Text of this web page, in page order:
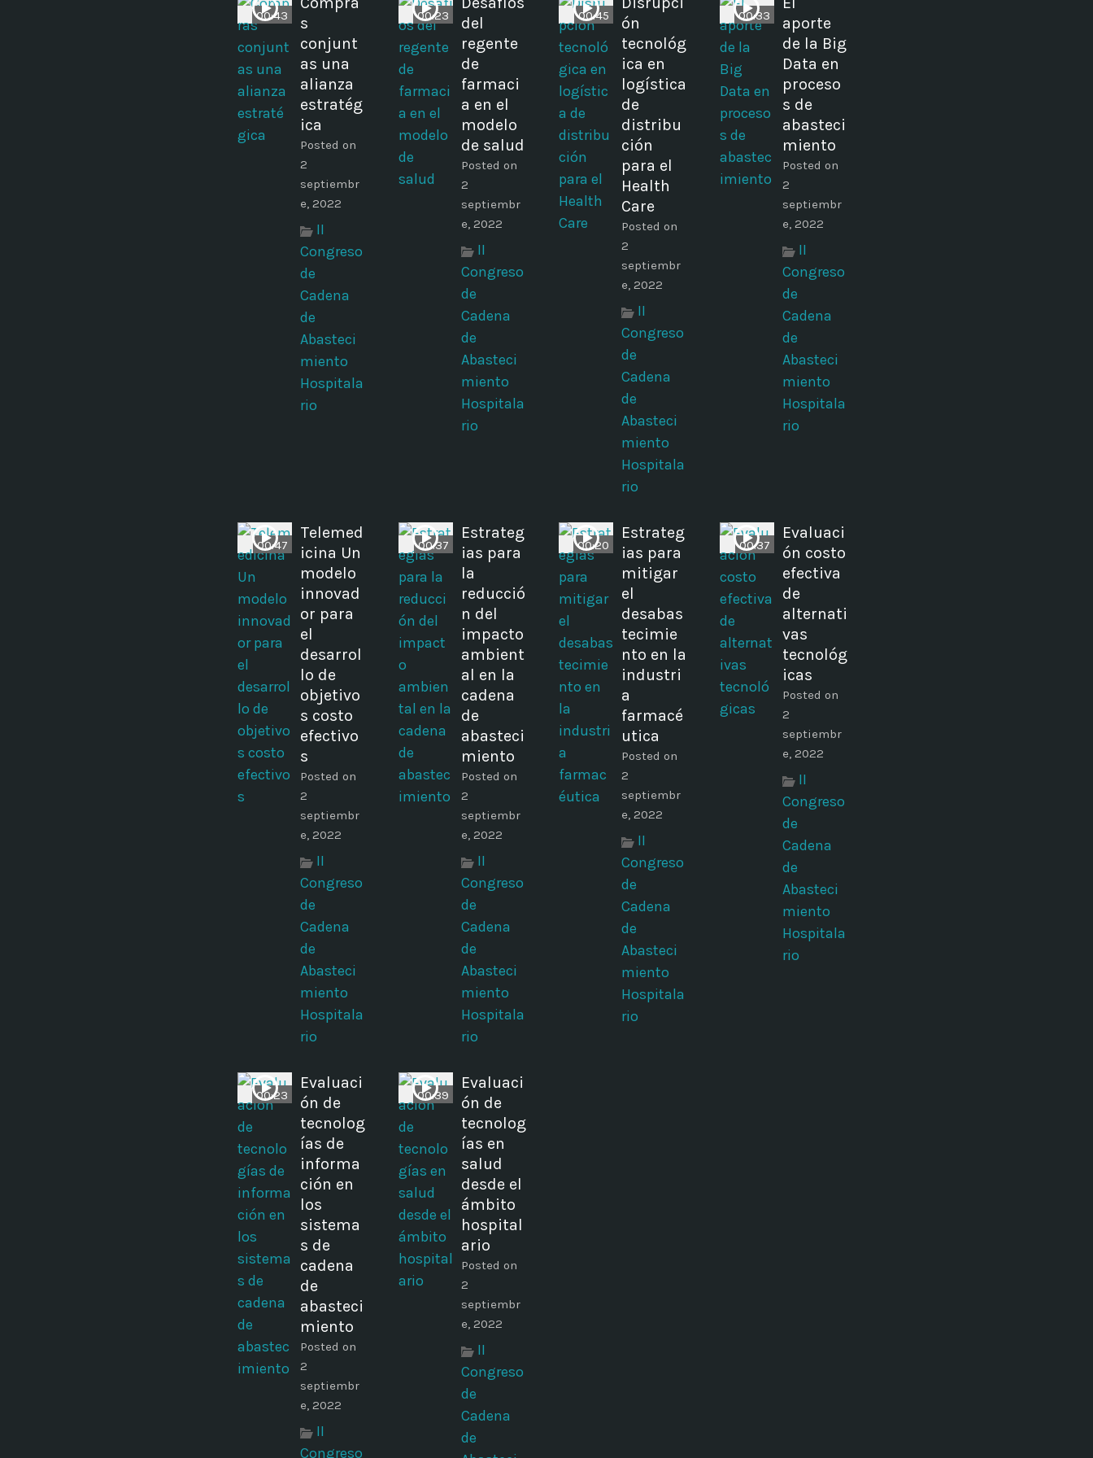
00:43
s
conjunt
as una
alianza
estratég
ica
Posted on
2
septiembr
e, 2022
II
Congreso
de
Cadena
de
Abasteci
miento
Hospitala
rio
00:23
del
regente
de
farmaci
a en el
modelo
de salud
Posted on
2
septiembr
e, 2022
II
Congreso
de
Cadena
de
Abasteci
miento
Hospitala
rio
00:45
ón
tecnológ
ica en
logística
de
distribu
ción
para el
Health
Care
Posted on
2
septiembr
e, 2022
II
Congreso
de
Cadena
de
Abasteci
miento
Hospitala
rio
00:33
aporte
de la Big
Data en
proceso
s de
abasteci
miento
Posted on
2
septiembr
e, 2022
II
Congreso
de
Cadena
de
Abasteci
miento
Hospitala
rio
00:47
Telemed
icina Un
modelo
innovad
or para
el
desarrol
lo de
objetivo
s costo
efectivo
s
Posted on
2
septiembr
e, 2022
II
Congreso
de
Cadena
de
Abasteci
miento
Hospitala
rio
00:37
Estrateg
ias para
la
reducció
n del
impacto
ambient
al en la
cadena
de
abasteci
miento
Posted on
2
septiembr
e, 2022
II
Congreso
de
Cadena
de
Abasteci
miento
Hospitala
rio
00:20
Estrateg
ias para
mitigar
el
desabas
tecimie
nto en la
industri
a
farmacé
utica
Posted on
2
septiembr
e, 2022
II
Congreso
de
Cadena
de
Abasteci
miento
Hospitala
rio
00:37
Evaluaci
ón costo
efectiva
de
alternati
vas
tecnológ
icas
Posted on
2
septiembr
e, 2022
II
Congreso
de
Cadena
de
Abasteci
miento
Hospitala
rio
00:23
Evaluaci
ón de
tecnolog
ías de
informa
ción en
los
sistema
s de
cadena
de
abasteci
miento
Posted on
2
septiembr
e, 2022
II
Congreso
00:39
Evaluaci
ón de
tecnolog
ías en
salud
desde el
ámbito
hospital
ario
Posted on
2
septiembr
e, 2022
II
Congreso
de
Cadena
de